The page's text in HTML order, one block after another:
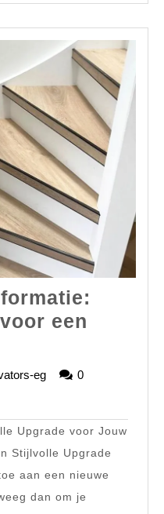
een
eg
eueccelevators-
0
Upgrade voor Jouw
Stijlvolle Upgrade
aan een nieuwe
dan om je